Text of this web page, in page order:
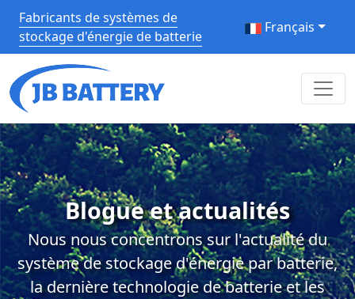
Fabricants de systèmes de
stockage d'énergie de batterie
Français
Blogue et actualités
Nous nous concentrons sur l'actualité du
système de stockage d'énergie par batterie,
la dernière technologie de batterie et les